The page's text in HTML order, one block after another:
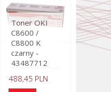
Toner OKI
C8600 /
C8800 K
czarny -
43487712
488,45 PLN